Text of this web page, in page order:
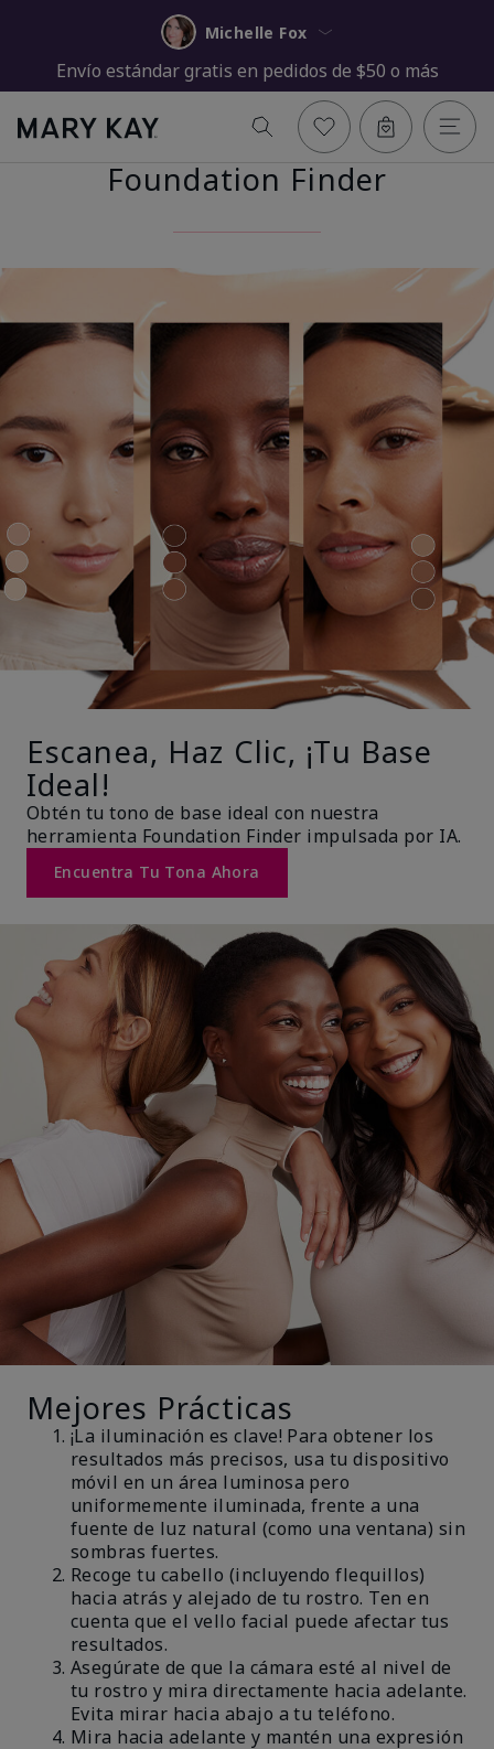
Michelle Fox
Envío estándar gratis en pedidos de $50 o más
Foundation Finder
Escanea, Haz Clic, ¡Tu Base
Ideal!
Obtén tu tono de base ideal con nuestra
herramienta Foundation Finder impulsada por IA.
Encuentra Tu Tona Ahora
Mejores Prácticas
¡La iluminación es clave! Para obtener los
resultados más precisos, usa tu dispositivo
móvil en un área luminosa pero
uniformemente iluminada, frente a una
fuente de luz natural (como una ventana) sin
sombras fuertes.
Recoge tu cabello (incluyendo flequillos)
hacia atrás y alejado de tu rostro. Ten en
cuenta que el vello facial puede afectar tus
resultados.
Asegúrate de que la cámara esté al nivel de
tu rostro y mira directamente hacia adelante.
Evita mirar hacia abajo a tu teléfono.
Mira hacia adelante y mantén una expresión